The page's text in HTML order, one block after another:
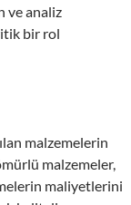
ve analiz
bir rol
malzemelerin
malzemeler,
maliyetlerini